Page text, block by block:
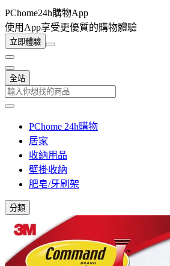
PChome24h購物App
使用App享受更優質的購物體驗
立即體驗
全站
PChome 24h購物
居家
收納用品
壁掛收納
肥皂/牙刷架
分類